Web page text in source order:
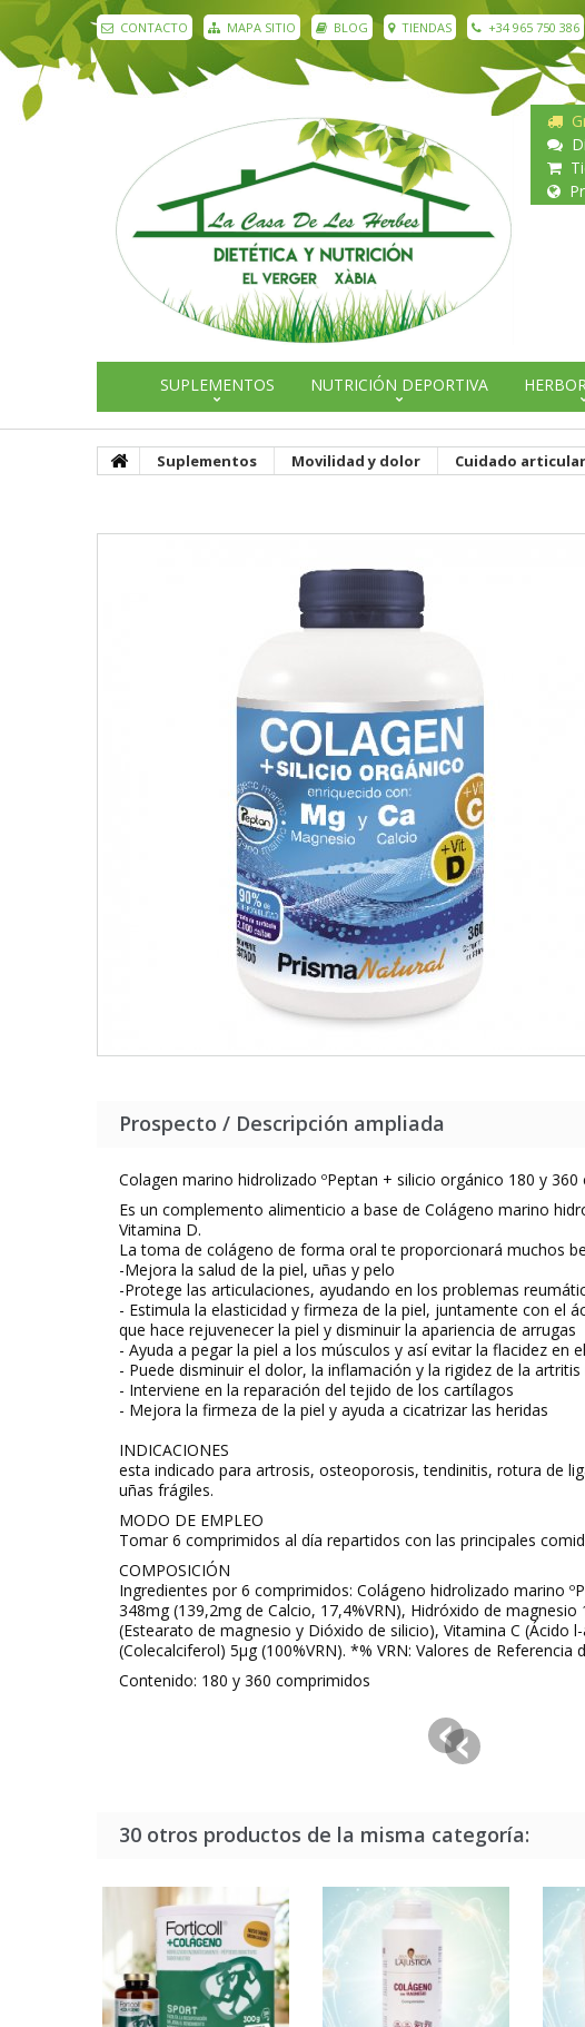
CONTACTO MAPA SITIO BLOG TIENDAS +34 965 750 386
SUPLEMENTOS NUTRICIÓN DEPORTIVA
Suplementos Movilidad y dolor Cuidado
Prospecto / Descripción ampliada
Colagen marino hidrolizado ºPeptan + silicio orgánico 180 y
Es un complemento alimenticio a base de Colágeno marino
Vitamina D.
La toma de colágeno de forma oral te proporcionará muchos
-Mejora la salud de la piel, uñas y pelo
-Protege las articulaciones, ayudando en los problemas
- Estimula la elasticidad y firmeza de la piel, juntamente con el
que hace rejuvenecer la piel y disminuir la apariencia de arrugas
- Ayuda a pegar la piel a los músculos y así evitar la flacidez
- Puede disminuir el dolor, la inflamación y la rigidez de la
- Interviene en la reparación del tejido de los cartílagos
- Mejora la firmeza de la piel y ayuda a cicatrizar las heridas
INDICACIONES
esta indicado para artrosis, osteoporosis, tendinitis, rotura de
uñas frágiles.
MODO DE EMPLEO
Tomar 6 comprimidos al día repartidos con las principales
COMPOSICIÓN
Ingredientes por 6 comprimidos: Colágeno hidrolizado marino
348mg (139,2mg de Calcio, 17,4%VRN), Hidróxido de
(Estearato de magnesio y Dióxido de silicio), Vitamina C (Ácido
(Colecalciferol) 5μg (100%VRN). *% VRN: Valores de Referencia
Contenido: 180 y 360 comprimidos
30 otros productos de la misma categoría: